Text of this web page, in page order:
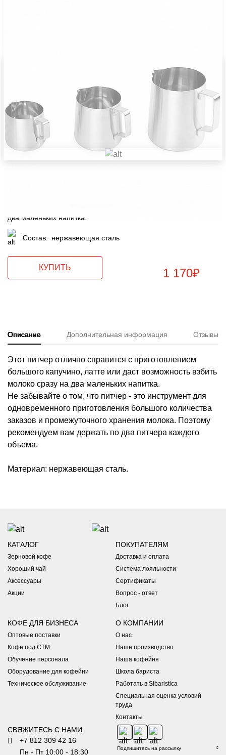
два маленьких напитка.
Состав: нержавеющая сталь
КУПИТЬ 1 170₽
Описание Дополнительная информация Отзывы
Этот питчер отлично справится с приготовлением
большого капучино, латте или даст возможность взбить
молоко сразу на два маленьких напитка.
Не забывайте о том, что питчер - это инструмент для
одновременного приготовления большого количества
заказов и промежуточного хранения молока. Поэтому
рекомендуем вам держать по два питчера каждого
объема.
Материал: нержавеющая сталь.
заказов от 2500 руб.
Доставка в другие города и регионы России- Точная
пункты выдачи рассчитывается в корзине автоматически
*Оформили заказ в выходные?
- ожидайте подтверждение не
раньше понедельника.
1. Набережная Обводного канала 199-201, лит.К.
Режим работы: ПН - ПТ с 08:30 до 21:00 / СБ - ВС с 12:00 до
21:00
Телефон
Режим работы: ПН - ПТ с 09:00 до 19:00 / СБ - ВС с 10:00 до
19:00
Срок хранения заказа в кофейне - 8 дней
Обязательно дождитесь email уведомления о готовности
КАТАЛОГ
Зерновой кофе
Хороший чай
Аксессуары
Акции
ПОКУПАТЕЛЯМ
Доставка и оплата
Система лояльности
Сертификаты
Вопрос - ответ
Блог
КОФЕ ДЛЯ БИЗНЕСА
Оптовые поставки
Кофе под СТМ
Обучение персонала
Оборудование для кофейни
Техническое обслуживание
О КОМПАНИИ
О нас
Наше производство
Наша кофейня
Школа бариста
Работать в Sibaristica
Специальная оценка условий
труда
Контакты
СВЯЖИТЕСЬ С НАМИ
+7 812 309 42 16
Пн - Пт 10:00 - 18:30